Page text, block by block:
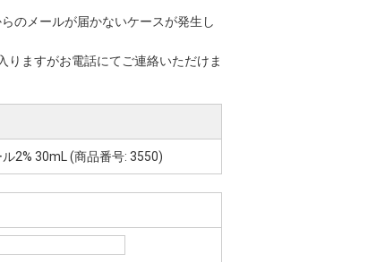
のメールが届かないケースが発生し
りますがお電話にてご連絡いただけま
2% 30mL (商品番号: 3550)